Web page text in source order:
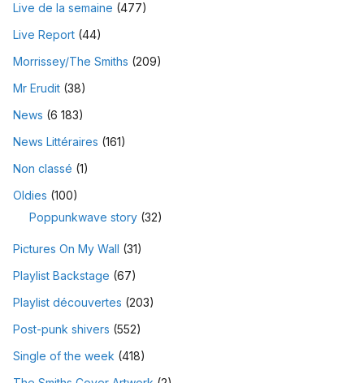
Live de la semaine (477)
Live Report (44)
Morrissey/The Smiths (209)
Mr Erudit (38)
News (6 183)
News Littéraires (161)
Non classé (1)
Oldies (100)
Poppunkwave story (32)
Pictures On My Wall (31)
Playlist Backstage (67)
Playlist découvertes (203)
Post-punk shivers (552)
Single of the week (418)